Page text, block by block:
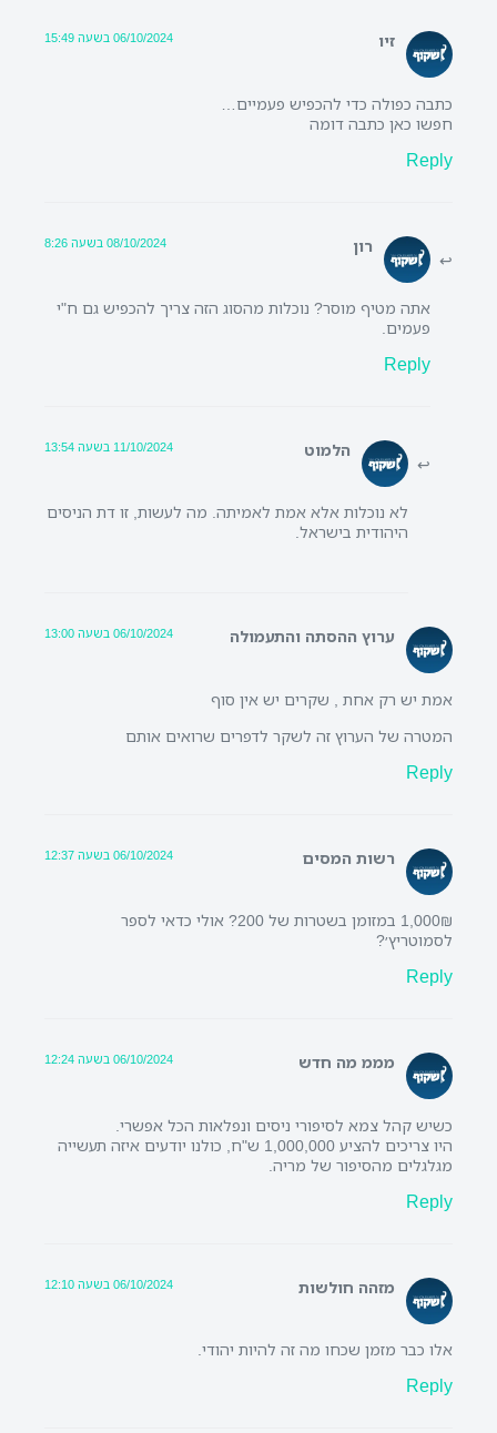
זיו 06/10/2024 בשעה 15:49
כתבה כפולה כדי להכפיש פעמיים…
חפשו כאן כתבה דומה
Reply
רון 08/10/2024 בשעה 8:26
אתה מטיף מוסר? נוכלות מהסוג הזה צריך להכפיש גם ח"י
פעמים.
Reply
הלמוט 11/10/2024 בשעה 13:54
לא נוכלות אלא אמת לאמיתה. מה לעשות, זו דת הניסים
היהודית בישראל.
ערוץ ההסתה והתעמולה 06/10/2024 בשעה 13:00
אמת יש רק אחת , שקרים יש אין סוף
המטרה של הערוץ זה לשקר לדפרים שרואים אותם
Reply
רשות המסים 06/10/2024 בשעה 12:37
1,000₪ במזומן בשטרות של 200? אולי כדאי לספר
לסמוטריץ׳?
Reply
מממ מה חדש 06/10/2024 בשעה 12:24
כשיש קהל צמא לסיפורי ניסים ונפלאות הכל אפשרי.
היו צריכים להציע 1,000,000 ש"ח, כולנו יודעים איזה תעשייה
מגלגלים מהסיפור של מריה.
Reply
מזהה חולשות 06/10/2024 בשעה 12:10
אלו כבר מזמן שכחו מה זה להיות יהודי.
Reply